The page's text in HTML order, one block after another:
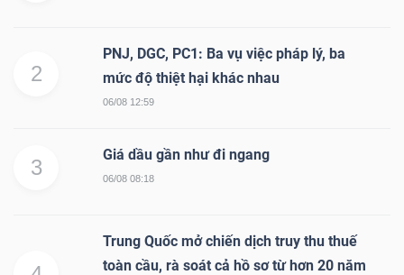
2
PNJ, DGC, PC1: Ba vụ việc pháp lý, ba
mức độ thiệt hại khác nhau
06/08 12:59
3
Giá dầu gần như đi ngang
06/08 08:18
Trung Quốc mở chiến dịch truy thu thuế
toàn cầu, rà soát cả hồ sơ từ hơn 20 năm